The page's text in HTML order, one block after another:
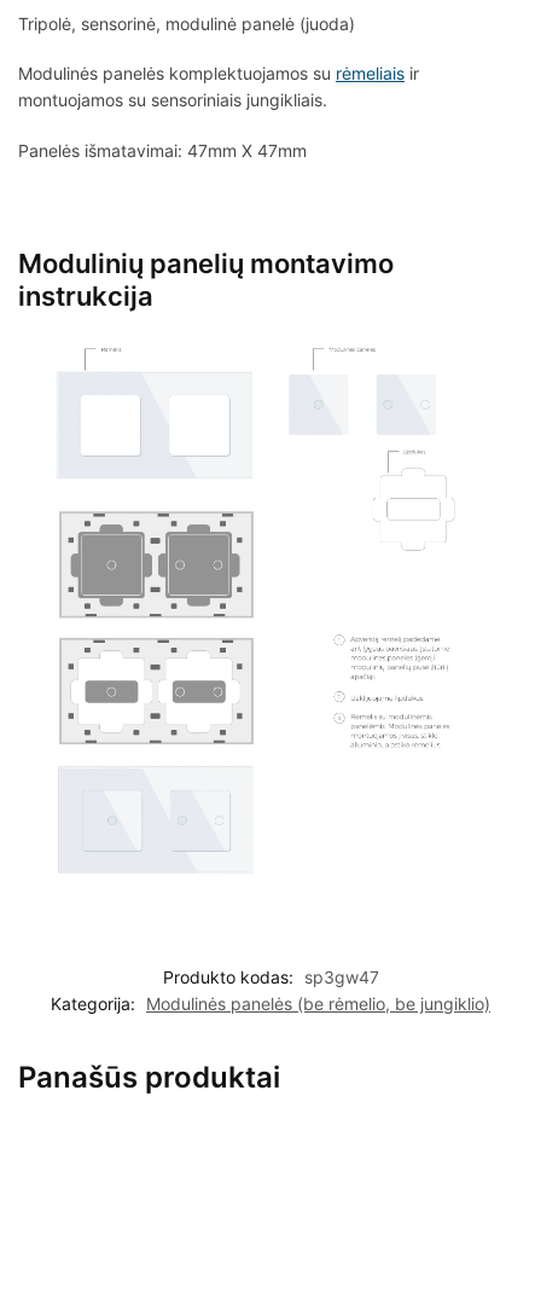
Tripolė, sensorinė, modulinė panelė (juoda)
Modulinės panelės komplektuojamos su rėmeliais ir
montuojamos su sensoriniais jungikliais.
Panelės išmatavimai: 47mm X 47mm
Modulinių panelių montavimo
instrukcija
Produkto kodas:
sp3gw47
Kategorija:
Modulinės panelės (be rėmelio, be jungiklio)
Panašūs produktai